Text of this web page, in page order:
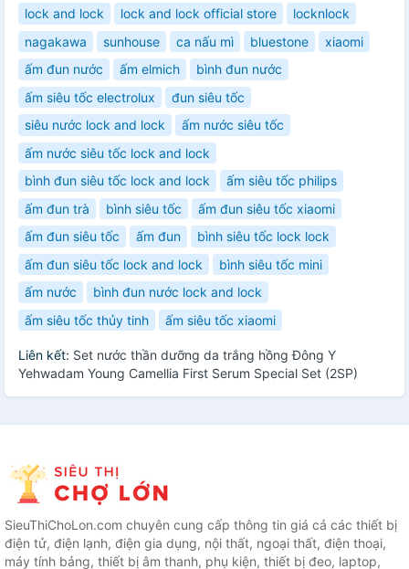
lock and lock lock and lock official store
locknlock
nagakawa
sunhouse ca nấu mì bluestone
xiaomi
ấm đun nước
ấm elmich
bình đun nước
ấm siêu tốc electrolux
đun siêu tốc
siêu nước lock and lock
ấm nước siêu tốc
ấm nước siêu tốc lock and lock
bình đun siêu tốc lock and lock
ấm siêu tốc philips
ấm đun trà
bình siêu tốc
ấm đun siêu tốc xiaomi
ấm đun siêu tốc
ấm đun
bình siêu tốc lock lock
ấm đun siêu tốc lock and lock
bình siêu tốc mini
ấm nước
bình đun nước lock and lock
ấm siêu tốc thủy tinh
ấm siêu tốc xiaomi
Liên kết: Set nước thần dưỡng da trắng hồng Đông Y
Yehwadam Young Camellia First Serum Special Set (2SP)
SieuThiChoLon.com chuyên cung cấp thông tin giá cả các thiết bị
điện tử, điện lạnh, điện gia dụng, nội thất, ngoại thất, điện thoại,
máy tính bảng, thiết bị âm thanh, phụ kiện, thiết bị đeo, laptop,